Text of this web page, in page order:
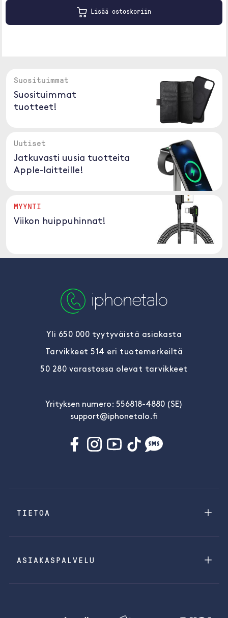
Lisää ostoskoriin
Suosituimmat
Suosituimmat
tuotteet!
Uutiset
Jatkuvasti uusia tuotteita
Apple-laitteille!
MYYNTI
Viikon huippuhinnat!
Yli 650 000 tyytyväistä asiakasta
Tarvikkeet 514 eri tuotemerkeiltä
50 280 varastossa olevat tarvikkeet
Yrityksen numero: 556818-4880 (SE)
support@iphonetalo.fi
TIETOA
ASIAKASPALVELU